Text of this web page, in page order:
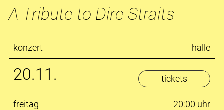
A Tribute to Dire Straits
konzert halle
20.11. tickets
freitag
20:00 uhr